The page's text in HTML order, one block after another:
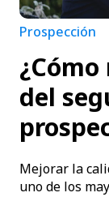
Prospección
del
Mejorar la
uno de los